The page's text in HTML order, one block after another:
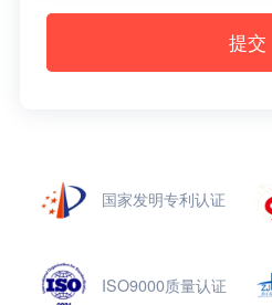
提交
国家发明专利认证
ISO9000质量认证